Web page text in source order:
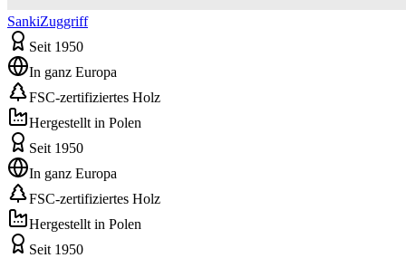
SankiZuggriff
Seit 1950
In ganz Europa
FSC-zertifiziertes Holz
Hergestellt in Polen
Seit 1950
In ganz Europa
FSC-zertifiziertes Holz
Hergestellt in Polen
Seit 1950